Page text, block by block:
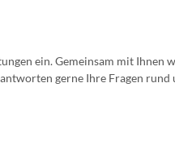
ein. Gemeinsam mit Ihnen
gerne Ihre Fragen rund